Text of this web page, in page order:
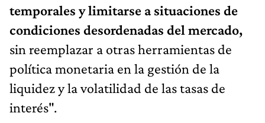
temporales y limitarse a situaciones de
condiciones desordenadas del mercado,
sin reemplazar a otras herramientas de
política monetaria en la gestión de la
liquidez y la volatilidad de las tasas de
interés".